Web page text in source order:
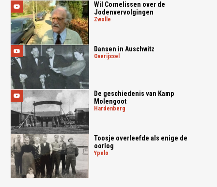
Wil Cornelissen over de
Jodenvervolgingen
zwolle
Dansen in Auschwitz
overijssel
De geschiedenis van Kamp
Molengoot
hardenberg
Toosje overleefde als enige de
oorlog
ypelo